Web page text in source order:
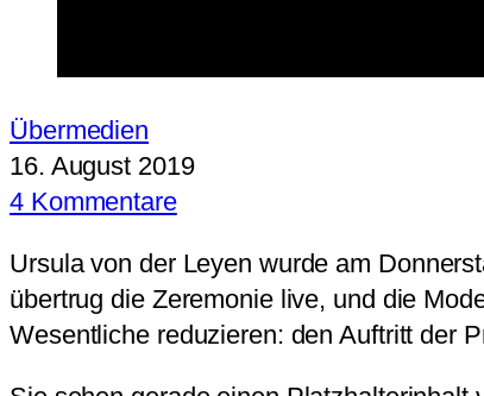
Übermedien
16. August 2019
4 Kommentare
Ursula von der Leyen wurde am
übertrug die Zeremonie live, und die
Wesentliche reduzieren: den Auftritt der